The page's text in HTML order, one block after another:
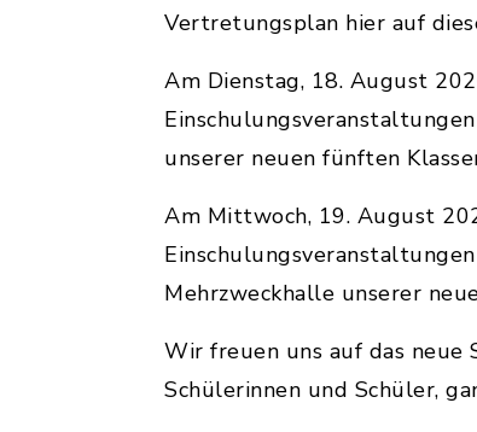
Vertretungsplan hier auf
Am Dienstag, 18. August
unserer neuen fünften
Am Mittwoch, 19. August
Mehrzweckhalle unserer
Wir freuen uns auf das neue
Schülerinnen und Schüler,